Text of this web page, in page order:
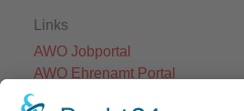
Links
AWO Jobportal
AWO Ehrenamt Portal
AWO Schulgesundheitsfachkräfte